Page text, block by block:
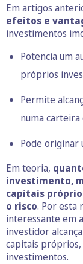
Em artigos
efeitos e
investimentos
Potencia um
próprios
Permite
numa
Pode originar
Em teoria,
investimento,
capitais
o risco. Por esta
interessante em
investidor
capitais
investimentos.